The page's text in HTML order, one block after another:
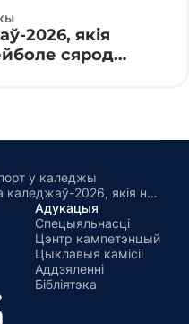
2026, якія
сярод
у каледжы
Гарадская Спартакіяда каледжаў-2026, якія навучаюцца, па лёгкай атлетыцы сярод юніёраў і юніёрак.
Адукацыя
Спецыяльнасці
Цэнтр кампетэнцый
Цыклавыя камісіі
Аддзяленні
Бібліятэка